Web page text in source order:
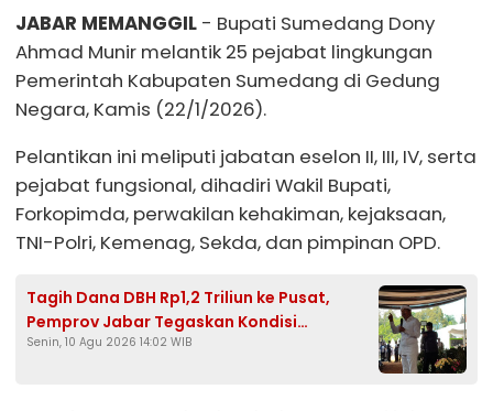
JABAR MEMANGGIL - Bupati Sumedang Dony
Ahmad Munir melantik 25 pejabat lingkungan
Pemerintah Kabupaten Sumedang di Gedung
Negara, Kamis (22/1/2026).
Pelantikan ini meliputi jabatan eselon II, III, IV, serta
pejabat fungsional, dihadiri Wakil Bupati,
Forkopimda, perwakilan kehakiman, kejaksaan,
TNI-Polri, Kemenag, Sekda, dan pimpinan OPD.
Tagih Dana DBH Rp1,2 Triliun ke Pusat,
Pemprov Jabar Tegaskan Kondisi
Keuangan Aman
Senin, 10 Agu 2026 14:02 WIB